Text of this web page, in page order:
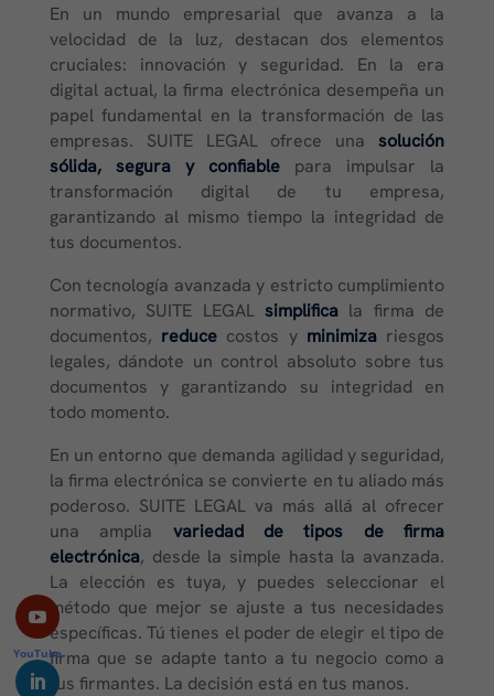
En un mundo empresarial que avanza a la
velocidad de la luz, destacan dos elementos
cruciales: innovación y seguridad. En la era
digital actual, la firma electrónica desempeña un
papel fundamental en la transformación de las
empresas. SUITE LEGAL ofrece unasolución
sólida, segura y confiable para impulsar la
transformación digital de tu empresa,
garantizando al mismo tiempo la integridad de
tus documentos.
Con tecnología avanzada y estricto cumplimiento
normativo, SUITE LEGAL simplifica la firma de
documentos, reduce costos y minimizariesgos
legales, dándote un control absoluto sobre tus
documentos y garantizando su integridad en
todo momento.
En un entorno que demanda agilidad y seguridad,
la firma electrónica se convierte en tu aliado más
poderoso. SUITE LEGAL va más allá al ofrecer
una amplia variedad de tipos de firma
electrónica, desde la simple hasta la avanzada.
La elección es tuya, y puedes seleccionar el
método que mejor se ajuste a tus necesidades
específicas. Tú tienes el poder de elegir el tipo de
firma que se adapte tanto a tu negocio como a
tus firmantes. La decisión está en tus manos.
YouTube